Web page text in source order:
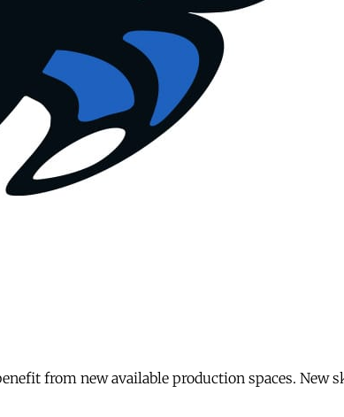
from new available production spaces.